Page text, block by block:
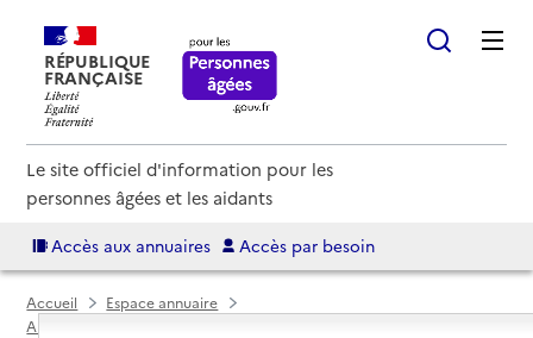
RÉPUBLIQUE
FRANÇAISE
Le site officiel d'information pour les
personnes âgées et les aidants
Accès aux annuaires Accès par besoin
Accueil
Espace annuaire
Annuaire EHPAD et maisons de retraite